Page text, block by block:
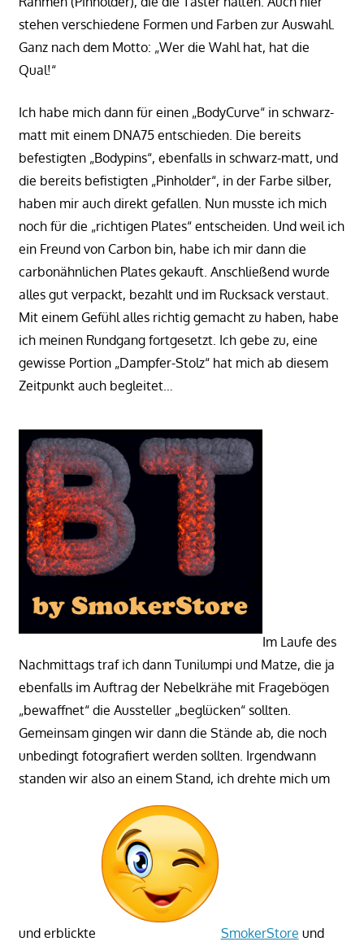
stehen verschiedene Formen und Farben zur Auswahl.
Ganz nach dem Motto: „Wer die Wahl hat, hat die
Qual!“
Ich habe mich dann für einen „BodyCurve“ in schwarz-
matt mit einem DNA75 entschieden. Die bereits
befestigten „Bodypins“, ebenfalls in schwarz-matt, und
die bereits befistigten „Pinholder“, in der Farbe silber,
haben mir auch direkt gefallen. Nun musste ich mich
noch für die „richtigen Plates“ entscheiden. Und weil ich
ein Freund von Carbon bin, habe ich mir dann die
carbonähnlichen Plates gekauft. Anschließend wurde
alles gut verpackt, bezahlt und im Rucksack verstaut.
Mit einem Gefühl alles richtig gemacht zu haben, habe
ich meinen Rundgang fortgesetzt. Ich gebe zu, eine
gewisse Portion „Dampfer-Stolz“ hat mich ab diesem
Zeitpunkt auch begleitet…
Im Laufe des
Nachmittags traf ich dann Tunilumpi und Matze, die ja
ebenfalls im Auftrag der Nebelkrähe mit Fragebögen
„bewaffnet“ die Aussteller „beglücken“ sollten.
Gemeinsam gingen wir dann die Stände ab, die noch
unbedingt fotografiert werden sollten. Irgendwann
standen wir also an einem Stand, ich drehte mich um
und erblickte SmokerStore und